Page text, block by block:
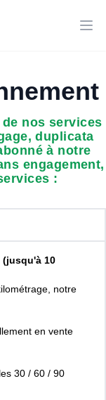
nos services
duplicata
à notre
engagement,
:
10
notre
en vente
30 / 60 / 90